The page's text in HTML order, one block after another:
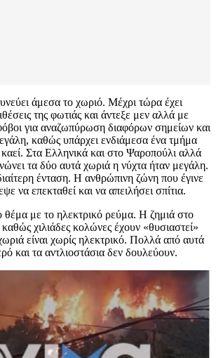
άμεσα το χωριό. Μέχρι τώρα έχει
της φωτιάς και άντεξε μεν αλλά με
για αναζωπύρωση διαφόρων σημείων και
καθώς υπάρχει ενδιάμεσα ένα τμήμα
Στα Ελληνικά και στο Ψαροπούλι αλλά
τα δύο αυτά χωριά η νύχτα ήταν μεγάλη.
ένταση. Η ανθρώπινη ζώνη που έγινε
να επεκταθεί και να απειλήσει σπίτια.
θέμα με το ηλεκτρικό ρεύμα. Η ζημιά στο
καθώς χιλιάδες κολώνες έχουν «θυσιαστεί»
είναι χωρίς ηλεκτρικό. Πολλά από αυτά
και τα αντλιοστάσια δεν δουλεύουν.